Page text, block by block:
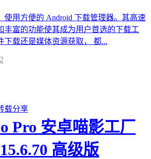
使用方便的 Android 下载管理器。其高速
丰富的功能使其成为用户首选的下载工
下载还是媒体资源获取， 都...
载分享
Pro 安卓喵影工厂
高级版